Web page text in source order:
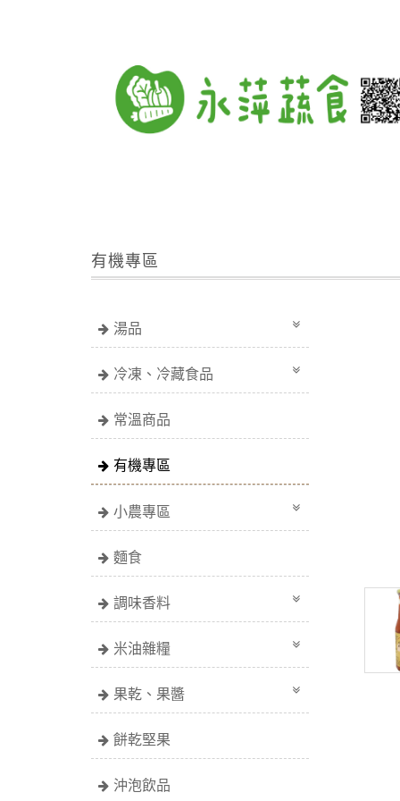
有機專區
湯品
冷凍、冷藏食品
常溫商品
有機專區
小農專區
麵食
調味香料
米油雜糧
果乾、果醬
餅乾堅果
沖泡飲品